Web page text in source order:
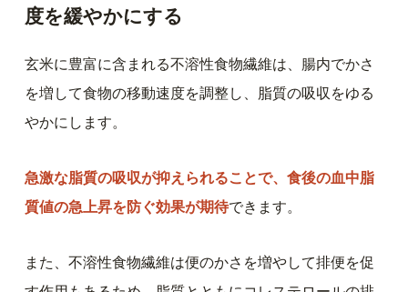
度を緩やかにする
玄米に豊富に含まれる不溶性食物繊維は、腸内でかさ
を増して食物の移動速度を調整し、脂質の吸収をゆる
やかにします。
急激な脂質の吸収が抑えられることで、食後の血中脂
質値の急上昇を防ぐ効果が期待できます。
また、不溶性食物繊維は便のかさを増やして排便を促